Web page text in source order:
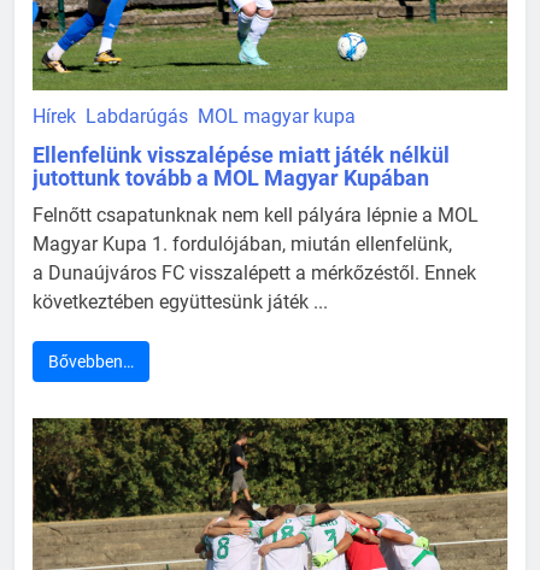
Hírek Labdarúgás MOL magyar kupa
Ellenfelünk visszalépése miatt játék nélkül
jutottunk tovább a MOL Magyar Kupában
Felnőtt csapatunknak nem kell pályára lépnie a MOL
Magyar Kupa 1. fordulójában, miután ellenfelünk,
a Dunaújváros FC visszalépett a mérkőzéstől. Ennek
következtében együttesünk játék ...
Bővebben…